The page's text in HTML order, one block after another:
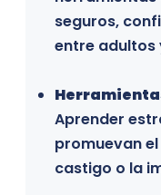
seguros,
entre adultos
Aprender
promuevan
castigo o la
terapeutas,
estrategias